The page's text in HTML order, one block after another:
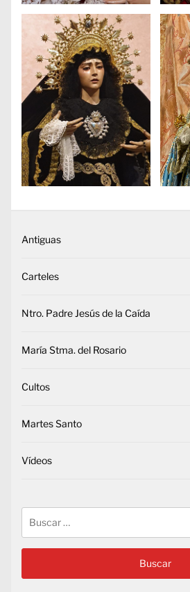
Antiguas
Carteles
Ntro. Padre Jesús de la Caída
María Stma. del Rosario
Cultos
Martes Santo
Vídeos